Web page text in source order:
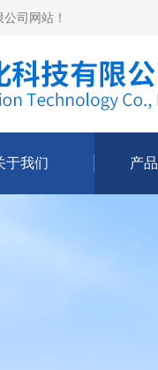
公司网站 ！
于我们 产